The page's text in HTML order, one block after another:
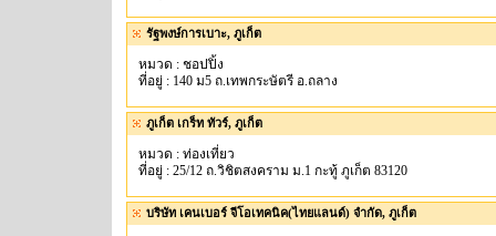
รัฐพงษ์การเบาะ, ภูเก็ต
หมวด : ชอปปิ้ง
ที่อยู่ : 140 ม5 ถ.เทพกระษัตรี อ.ถลาง
ภูเก็ต เกร็ท ทัวร์, ภูเก็ต
หมวด : ท่องเที่ยว
ที่อยู่ : 25/12 ถ.วิชิตสงคราม ม.1 กะทู้ ภูเก็ต 83120
บริษัท เคนเบอร์ จีโอเทคนิค(ไทยแลนด์) จำกัด, ภูเก็ต